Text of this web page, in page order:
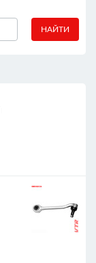
НАЙТИ